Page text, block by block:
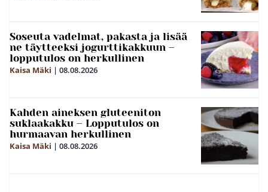
Soseuta vadelmat, pakasta ja lisää
ne täytteeksi jogurttikakkuun –
lopputulos on herkullinen
Kaisa Mäki | 08.08.2026
Kahden aineksen gluteeniton
suklaakakku – Lopputulos on
hurmaavan herkullinen
Kaisa Mäki | 08.08.2026